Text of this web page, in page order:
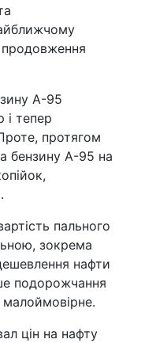
А-95
і тепер
протягом
бензину А-95 на
пального
зокрема
нафти
подорожчання
цін на нафту